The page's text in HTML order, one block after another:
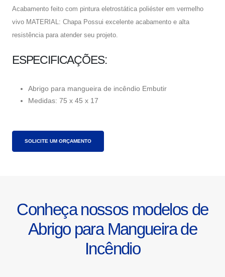
Acabamento feito com pintura eletrostática poliéster em vermelho
vivo MATERIAL: Chapa Possui excelente acabamento e alta
resistência para atender seu projeto.
ESPECIFICAÇÕES:
Abrigo para mangueira de incêndio Embutir
Medidas: 75 x 45 x 17
SOLICITE UM ORÇAMENTO
Conheça nossos modelos de
Abrigo para Mangueira de
Incêndio